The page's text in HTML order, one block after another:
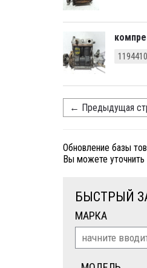
← Предыдущая
Обновление базы
Вы можете
БЫСТРЫЙ
МАРКА